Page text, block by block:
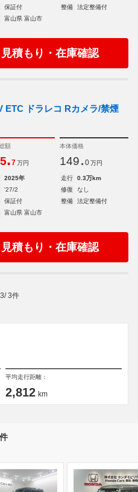
保証付 整備
法定整備付
富山県 富山市
見積もり・在庫確認
ETC ドラレコ Rカメラ/禁煙
額
.7 万円
本体価格
149. 0 万円
2025年 走行
0.3万km
'27/2 修復
なし
保証付 整備
法定整備付
富山県 富山市
見積もり・在庫確認
3/3件
平均走行距離：
2,812 km